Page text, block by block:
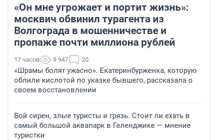
«Он мне угрожает и портит жизнь»:
москвич обвинил турагента из
Волгограда в мошенничестве и
пропаже почти миллиона рублей
17 часов 9 947 20
«Шрамы болят ужасно». Екатеринбурженка, которую
облили кислотой по указке бывшего, рассказала о
своем восстановлении
Вой сирен, злые туристы и грязь. Стоит ли ехать в
самый большой аквапарк в Геленджике — мнение
туристки